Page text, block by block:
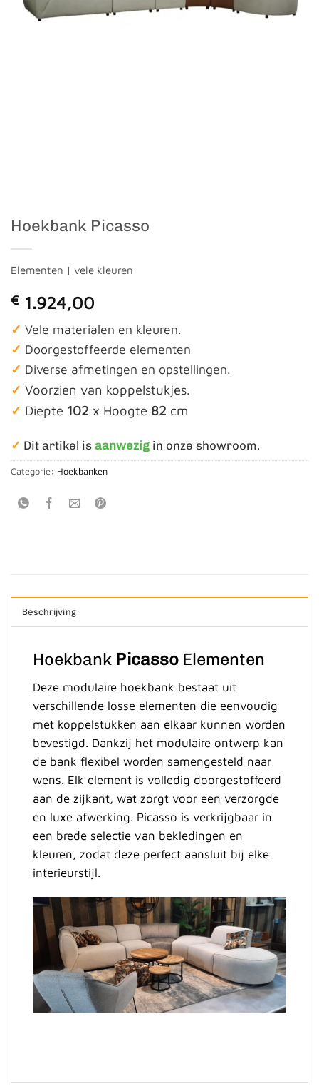
Hoekbank Picasso
Elementen | vele kleuren
€ 1.924,00
✓ Vele materialen en kleuren.
✓ Doorgestoffeerde elementen
✓ Diverse afmetingen en opstellingen.
✓ Voorzien van koppelstukjes.
✓ Diepte 102 x Hoogte 82 cm
✓ Dit artikel is aanwezig in onze showroom.
Categorie: Hoekbanken
Beschrijving
Hoekbank Picasso Elementen
Deze modulaire hoekbank bestaat uit
verschillende losse elementen die eenvoudig
met koppelstukken aan elkaar kunnen worden
bevestigd. Dankzij het modulaire ontwerp kan
de bank flexibel worden samengesteld naar
wens. Elk element is volledig doorgestoffeerd
aan de zijkant, wat zorgt voor een verzorgde
en luxe afwerking. Picasso is verkrijgbaar in
een brede selectie van bekledingen en
kleuren, zodat deze perfect aansluit bij elke
interieurstijl.